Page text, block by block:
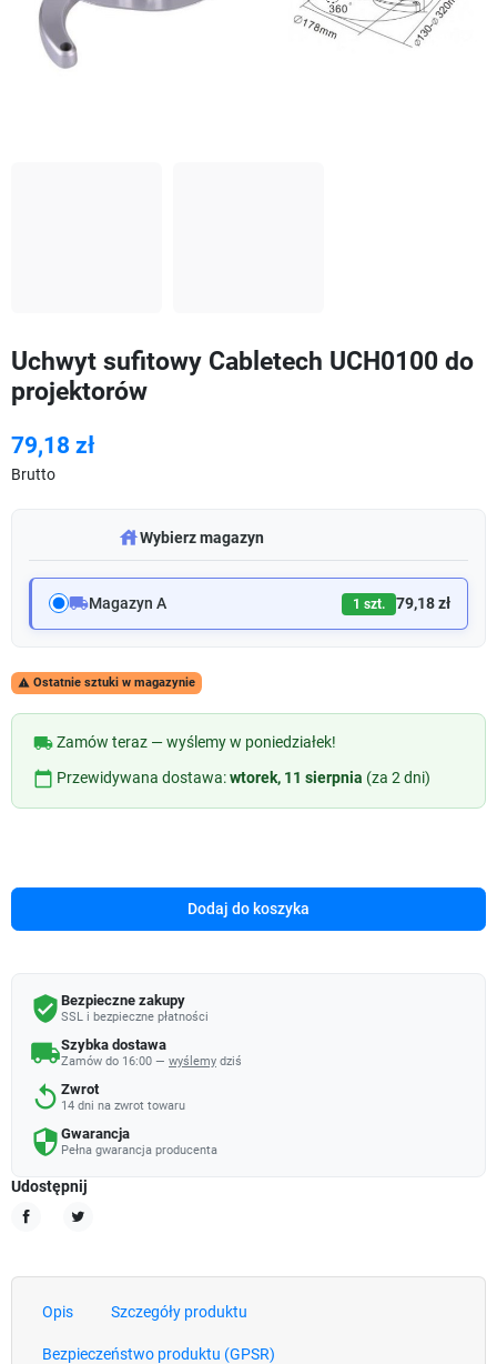
Uchwyt sufitowy Cabletech UCH0100 do
projektorów
79,18 zł
Brutto
warehouseWybierz magazyn
local_shippingMagazyn A 1 szt. 79,18 zł
 Ostatnie sztuki w magazynie
local_shippingZamów teraz — wyślemy w poniedziałek!
calendar_today Przewidywana dostawa:wtorek, 11 sierpnia (za 2 dni)
Dodaj do koszyka
verified_user Bezpieczne zakupy
SSL i bezpieczne płatności
local_shippingSzybka dostawa
Zamów do 16:00 — wyślemy dziś
replay Zwrot
14 dni na zwrot towaru
security Gwarancja
Pełna gwarancja producenta
Udostępnij
Opis Szczegóły produktu
Bezpieczeństwo produktu (GPSR)